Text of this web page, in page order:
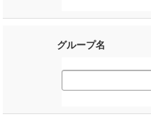
グループ名